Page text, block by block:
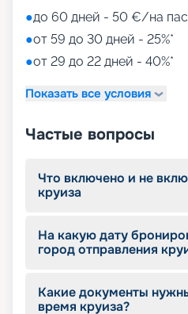
●до 60 дней - 50 €/на
●от 59 до 30 дней - 25%*
●от 29 до 22 дней - 40%*
Показать все условия
Частые вопросы
Что включено и не
круиза
На какую дату
город отправления
Какие документы
время круиза?